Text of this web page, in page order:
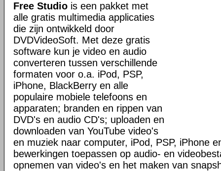
Free Studio is een pakket met
alle gratis multimedia applicaties
die zijn ontwikkeld door
DVDVideoSoft. Met deze gratis
software kun je video en audio
converteren tussen verschillende
formaten voor o.a. iPod, PSP,
iPhone, BlackBerry en alle
populaire mobiele telefoons en
apparaten; branden en rippen van
DVD's en audio CD's; uploaden en
downloaden van YouTube video's
en muziek naar computer, iPod, PSP, iPhone
bewerkingen toepassen op audio- en
opnemen van video's en het maken van